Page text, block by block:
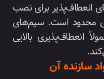
انعطاف‌پذیر برای نصب
محدود است. سیم‌های
انعطاف‌پذیری بالایی
سازنده آن